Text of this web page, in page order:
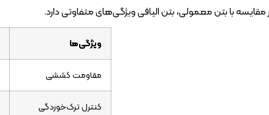
مقایسه با بتن معمولی، بتن الیافی ویژگی‌های متفاوتی دارد.
ویژگی‌ها
مقاومت کششی
کنترل ترک‌خوردگی